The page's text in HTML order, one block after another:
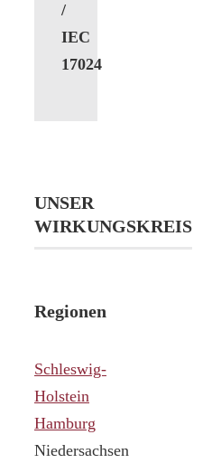
/
IEC
17024
UNSER
WIRKUNGSKREIS
Regionen
Schleswig-
Holstein
Hamburg
Niedersachsen